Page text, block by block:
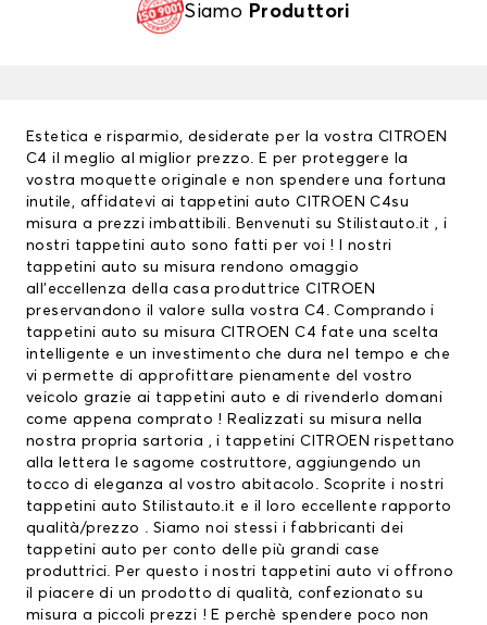
Siamo Produttori
Estetica e risparmio, desiderate per la vostra CITROEN
C4 il meglio al miglior prezzo. E per proteggere la
vostra moquette originale e non spendere una fortuna
inutile, affidatevi ai tappetini auto CITROEN C4su
misura a prezzi imbattibili. Benvenuti su Stilistauto.it , i
nostri tappetini auto sono fatti per voi ! I nostri
tappetini auto su misura rendono omaggio
all’eccellenza della casa produttrice CITROEN
preservandono il valore sulla vostra C4. Comprando i
tappetini auto su misura CITROEN C4 fate una scelta
intelligente e un investimento che dura nel tempo e che
vi permette di approfittare pienamente del vostro
veicolo grazie ai tappetini auto e di rivenderlo domani
come appena comprato ! Realizzati su misura nella
nostra propria sartoria , i tappetini CITROEN rispettano
alla lettera le sagome costruttore, aggiungendo un
tocco di eleganza al vostro abitacolo. Scoprite i nostri
tappetini auto Stilistauto.it e il loro eccellente rapporto
qualità/prezzo . Siamo noi stessi i fabbricanti dei
tappetini auto per conto delle più grandi case
produttrici. Per questo i nostri tappetini auto vi offrono
il piacere di un prodotto di qualità, confezionato su
misura a piccoli prezzi ! E perchè spendere poco non